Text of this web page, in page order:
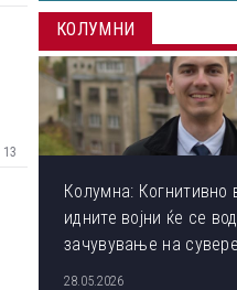
13
КОЛУМНИ
Колумна: Когнитивно
идните војни ќе се
зачувување на
сопствениот ум
28.05.2026